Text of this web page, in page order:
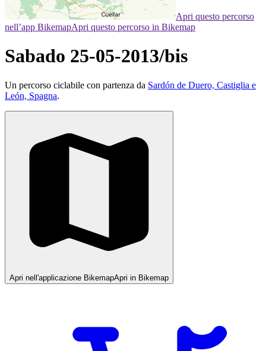
Apri questo percorso
nell’app BikemapApri questo percorso in Bikemap
Sabado 25-05-2013/bis
Un percorso ciclabile con partenza da Sardón de Duero, Castiglia e
León, Spagna.
Apri nell'applicazione BikemapApri in Bikemap